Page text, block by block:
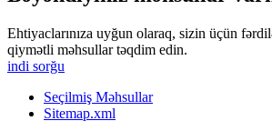
Ehtiyaclarınıza uyğun olaraq, sizin üçün
qiymətli məhsullar təqdim edin.
indi sorğu
Seçilmiş Məhsullar
Sitemap.xml